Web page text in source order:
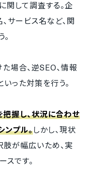
関して調査する。企
サービス名など、関
場合、逆SEO、情報
った対策を行う。
把握し、状況に合わせ
ンプル。しかし、現状
が幅広いため、実
スです。